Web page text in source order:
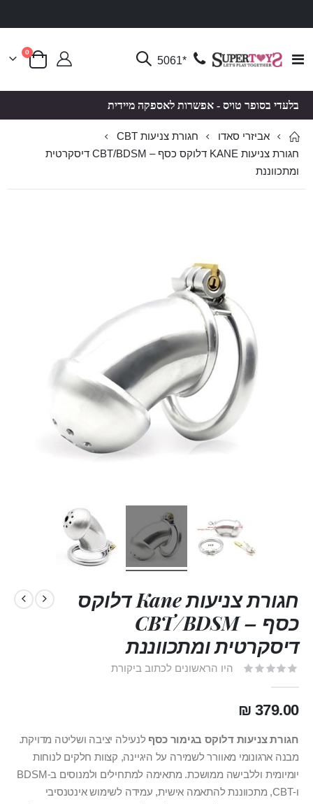
Toggle
*5061 סל קניות
0פריטים
בלעדי בסופר טויס - אפשרות לאספקה מיידית
אביזרי סאדו
חגורת צניעות CBT
חגורת צניעות KANE דלוקס כסף – CBT/BDSM דיסקרטית
ומתכווננת
חגורת צניעות Kane דלוקס
כסף – CBT/BDSM
דיסקרטית ומתכווננת
היו הראשונים לכתוב ביקורת
379.00 ₪
חגורת צניעות דלוקס בגימור כסף לנעילה יציבה ושליטה מדויקת.
מבנה ארגונומי מאוורר לשמירה על היגיינה, קצוות חלקים לנוחות
יומיומית וללבישה ממושכת. מתאימה למתחילים ולמנוסים ב‑BDSM
ו‑CBT, מתכווננת להתאמה אישית, עמידה לשימוש אינטנסיבי